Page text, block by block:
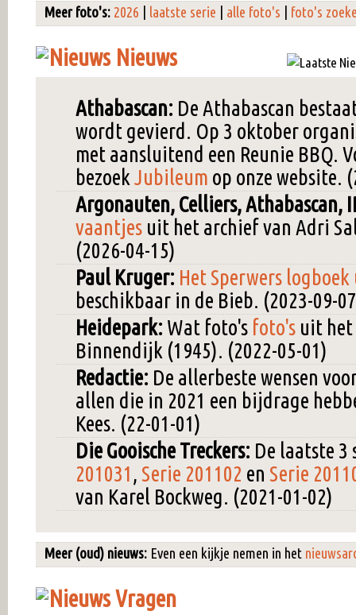
Meer foto's: 2026 laatste serie alle foto's foto's
Nieuws
Athabascan: De Athabascan
wordt gevierd. Op 3 oktober
met aansluitend een Reunie BBQ.
bezoek Jubileum op onze website.
Argonauten, Celliers, Athabascan,
vaantjes uit het archief van Adri
(2026-04-15)
Paul Kruger: Het Sperwers
beschikbaar in de Bieb. (2023-09-
Heidepark: Wat foto's foto's uit
Binnendijk (1945). (2022-05-01)
Redactie: De allerbeste wensen
allen die in 2021 een bijdrage
Kees. (22-01-01)
Die Gooische Treckers: De laatste 3
201031 , Serie 201102 en Serie
van Karel Bockweg. (2021-01-02)
Meer (oud) nieuws: Even een kijkje nemen in het
Vragen